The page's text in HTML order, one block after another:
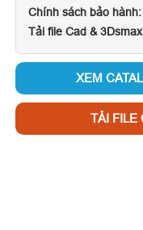
Chính sách bảo
Tải file Cad &
XEM
TẢI FILE